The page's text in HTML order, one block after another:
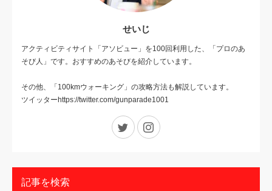
せいじ
アクティビティサイト「アソビュー」を100回利用した、「プロのあ
そび人」です。おすすめのあそびを紹介しています。
その他、「100kmウォーキング」の攻略方法も解説しています。
ツイッターhttps://twitter.com/gunparade1001
Twitter
記事を検索